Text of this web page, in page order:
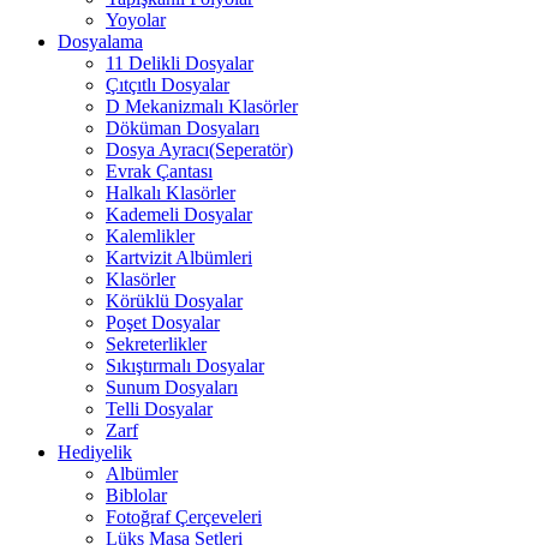
Yoyolar
Dosyalama
11 Delikli Dosyalar
Çıtçıtlı Dosyalar
D Mekanizmalı Klasörler
Döküman Dosyaları
Dosya Ayracı(Seperatör)
Evrak Çantası
Halkalı Klasörler
Kademeli Dosyalar
Kalemlikler
Kartvizit Albümleri
Klasörler
Körüklü Dosyalar
Poşet Dosyalar
Sekreterlikler
Sıkıştırmalı Dosyalar
Sunum Dosyaları
Telli Dosyalar
Zarf
Hediyelik
Albümler
Biblolar
Fotoğraf Çerçeveleri
Lüks Masa Setleri